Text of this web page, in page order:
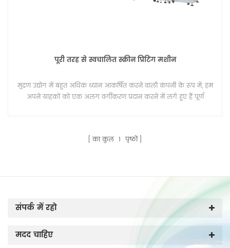
पूरी तरह से स्वचालित स्क्रीन प्रिंटिंग मशीन
मुद्रण उद्योग में बहुत अधिक ध्यान आकर्षित करने वाली कंपनी के रूप में, हम
अपने ग्राहकों को एक अलग वर्गीकरण प्रदान करने में लगे हुए हैं पूर्ण
का कुल 1 पृष्ठों
संपर्क में रहो
मदद चाहिए